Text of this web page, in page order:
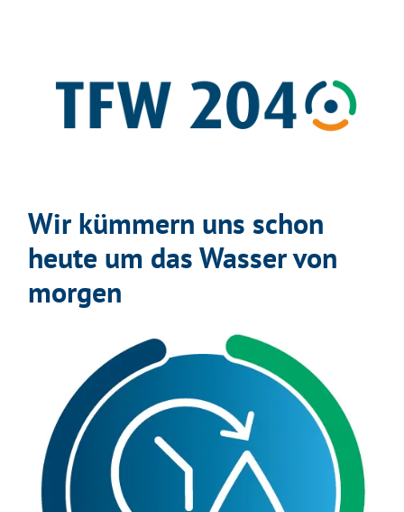
Wir kümmern uns schon
heute um das Wasser von
morgen